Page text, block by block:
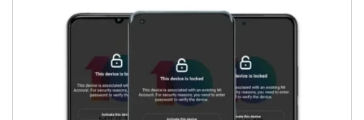
Thay mic Thay main Unlock - Mở Khoá
Thay màn hình
Màn hình iPhone Màn hình Samsung Màn hình Oppo
Màn hình Xiaomi Màn hình Realme